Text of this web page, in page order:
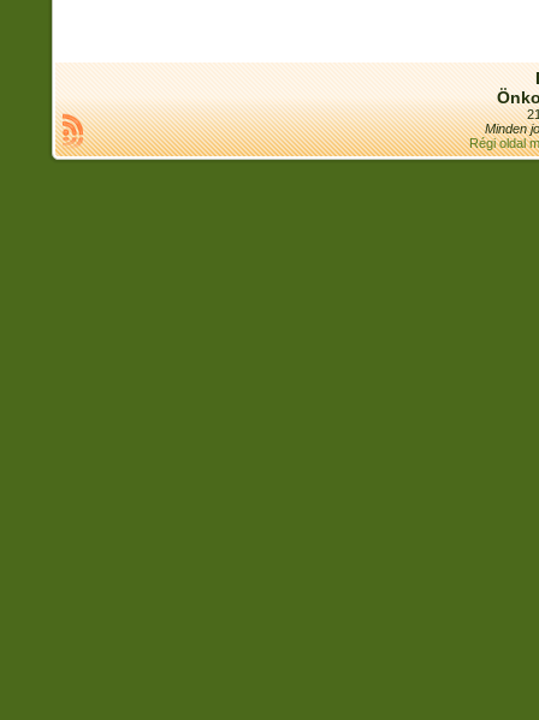
Minden
Régi oldal